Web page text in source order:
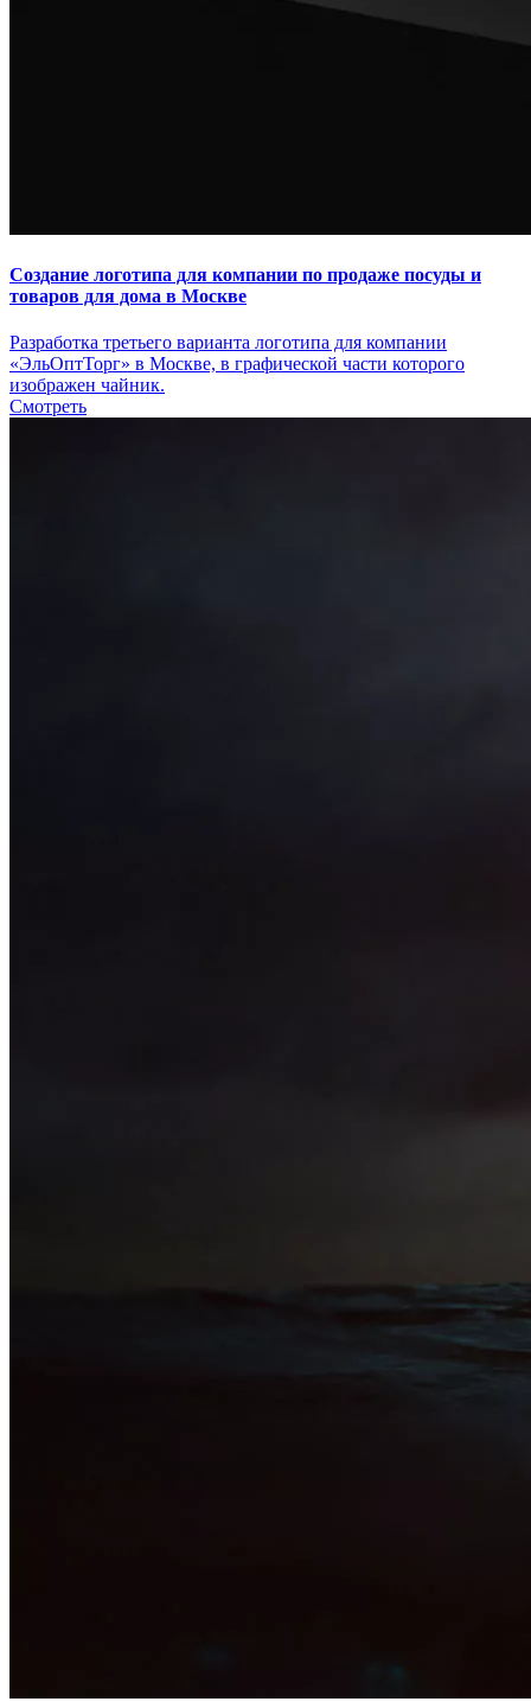
Создание логотипа для компании по продаже посуды и
товаров для дома в Москве
Разработка третьего варианта логотипа для компании
«ЭльОптТорг» в Москве, в графической части которого
изображен чайник.
Смотреть